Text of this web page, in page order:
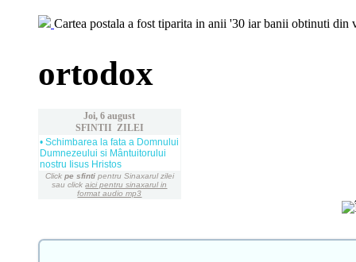
Cartea postala a fost tiparita in anii '30 iar banii obtinuti
ortodox
Joi, 6 august
SFINTII ZILEI
• Schimbarea la fata a Domnului
Dumnezeului si Mântuitorului
nostru Iisus Hristos
Click pe sfinti pentru Sinaxarul zilei
sau clickaici pentru sinaxarul in
format audio mp3